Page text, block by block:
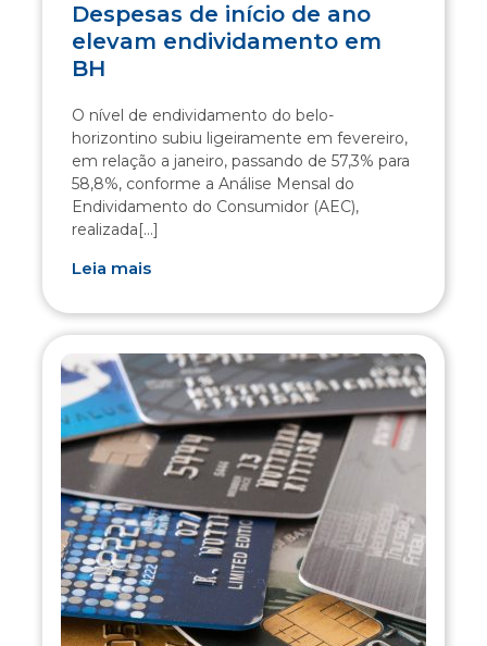
Despesas de início de ano
elevam endividamento em
BH
O nível de endividamento do belo-
horizontino subiu ligeiramente em fevereiro,
em relação a janeiro, passando de 57,3% para
58,8%, conforme a Análise Mensal do
Endividamento do Consumidor (AEC),
realizada[...]
Leia mais